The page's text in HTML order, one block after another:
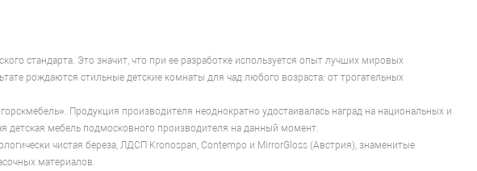
стандарта. Это значит, что при ее разработке используется опыт лучших мировых
рождаются стильные детские комнаты для чад любого возраста: от трогательных
Продукция производителя неоднократно удостаивалась наград на национальных и
детская мебель подмосковного производителя на данный момент.
чистая береза, ЛДСП Kronospan, Contempo и MirrorGloss (Австрия), знаменитые
материалов.